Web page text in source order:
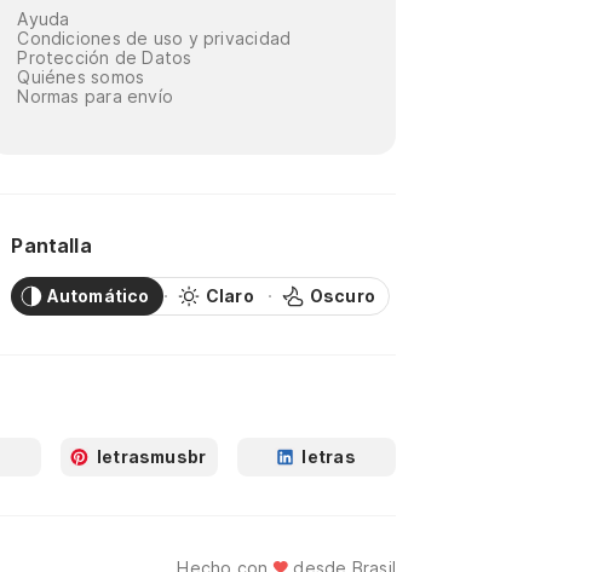
Ayuda
Condiciones de uso y privacidad
Protección de Datos
Quiénes somos
Normas para envío
Pantalla
Automático Claro Oscuro
letrasmusbr letras
Hecho con desde Brasil